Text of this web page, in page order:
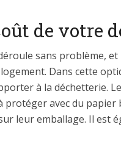
de votre
sans problème,
Dans cette
à la déchetterie.
avec du papier
sur leur emballage. Il